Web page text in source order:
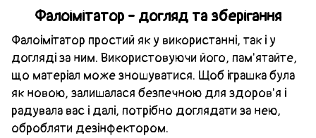
Фалоімітатор - догляд та зберігання
Фалоімітатор простий як у використанні, так і у
догляді за ним. Використовуючи його, пам'ятайте,
що матеріал може зношуватися. Щоб іграшка була
як новою, залишалася безпечною для здоров'я і
радувала вас і далі, потрібно доглядати за нею,
обробляти дезінфектором.